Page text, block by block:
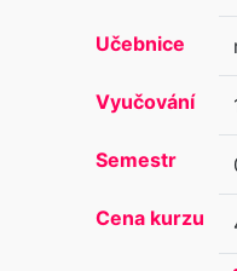
Učebnice
Vyučování
Semestr
Cena kurzu